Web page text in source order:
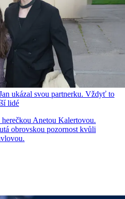
ukázal svou partnerku. Vždyť to
lidé
Anetou Kalertovou.
obrovskou pozornost kvůli